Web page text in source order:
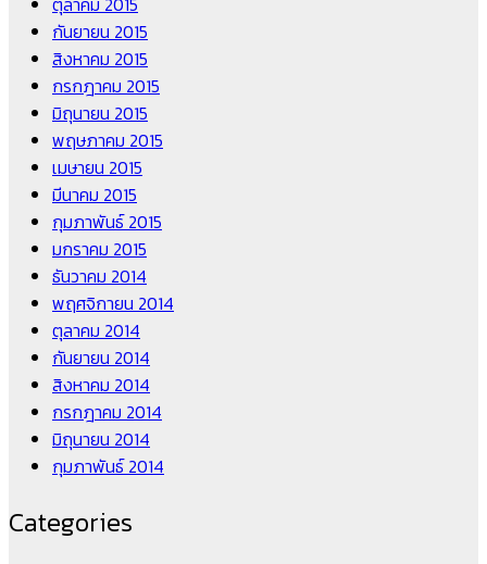
กันยายน 2015
สิงหาคม 2015
กรกฎาคม 2015
มิถุนายน 2015
พฤษภาคม 2015
เมษายน 2015
มีนาคม 2015
กุมภาพันธ์ 2015
มกราคม 2015
ธันวาคม 2014
พฤศจิกายน 2014
ตุลาคม 2014
กันยายน 2014
สิงหาคม 2014
กรกฎาคม 2014
มิถุนายน 2014
กุมภาพันธ์ 2014
Categories